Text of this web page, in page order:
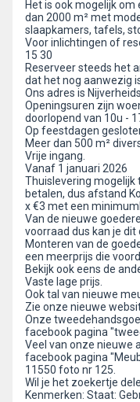
Het is ook mogelijk
dan 2000 m² met
slaapkamers, tafels,
Voor inlichtingen of
15 30
Reserveer steeds het
dat het nog aanwezig
Ons adres is
Openingsuren zijn
doorlopend van 10u -
Op feestdagen
Meer dan 500 m²
Vrije ingang.
Vanaf 1 januari 2026
Thuislevering mogelijk
betalen, dus afstand
x €3 met een
Van de nieuwe
voorraad dus kan je dit
Monteren van de
een meerprijs die
Bekijk ook eens de
Vaste lage prijs.
Ook tal van nieuwe
Zie onze nieuwe
Onze
facebook pagina
Veel van onze nieuwe
facebook pagina
11550 foto nr 125.
Wil je het zoekertje
Kenmerken: Staat: